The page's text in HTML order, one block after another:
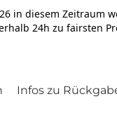
in diesem Zeitraum
24h zu fairsten
Infos zu